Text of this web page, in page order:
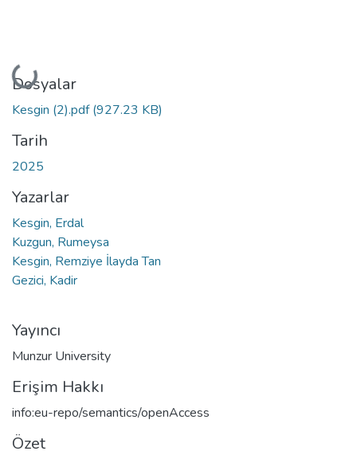
Yükleniyor...
Dosyalar
Kesgin (2).pdf(927.23 KB)
Tarih
2025
Yazarlar
Kesgin, Erdal
Kuzgun, Rumeysa
Kesgin, Remziye İlayda Tan
Gezici, Kadir
Yayıncı
Munzur University
Erişim Hakkı
info:eu-repo/semantics/openAccess
Özet